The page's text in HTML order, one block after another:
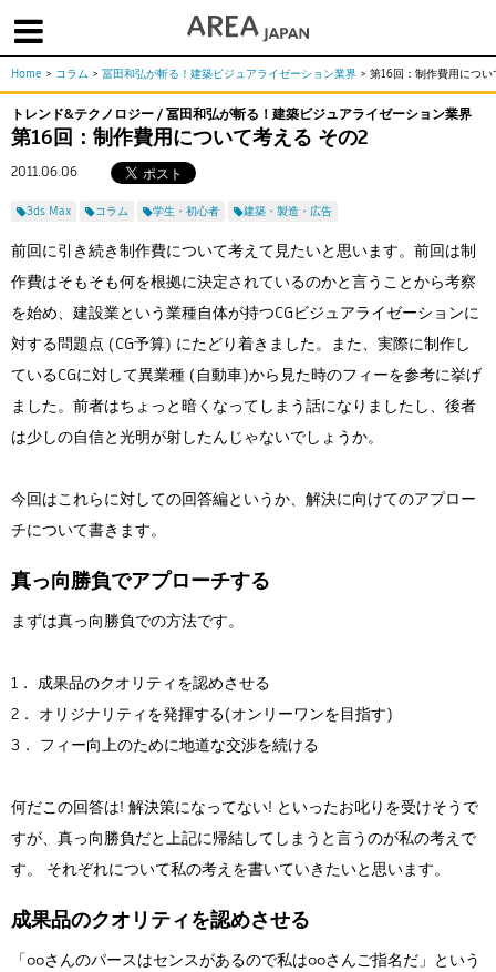
体験版で始める 学生向け無償版 ソフトを購入
About us | フォーラム | お問合せ | メールマガジン
Columns Tutorials
ムービー イベント プロダクト
求人
Jobs
注目のキーワード
インディー版
3DCGとは
ゲーム開発
建築・製造
アニメ
教育機関・学生
Flow Studio
Home > コラム > 冨田和弘が斬る！建築ビジュアライゼーション業界 > 第16回：制作費用につ
トレンド&テクノロジー / 冨田和弘が斬る！建築ビジュアライゼーション業界
第16回：制作費用について考える その2
2011.06.06
3ds Max コラム 学生・初心者 建築・製造・広告
前回に引き続き制作費について考えて見たいと思います。前回は制
作費はそもそも何を根拠に決定されているのかと言うことから考察
を始め、建設業という業種自体が持つCGビジュアライゼーションに
対する問題点 (CG予算) にたどり着きました。また、実際に制作し
ているCGに対して異業種 (自動車)から見た時のフィーを参考に挙げ
ました。前者はちょっと暗くなってしまう話になりましたし、後者
は少しの自信と光明が射したんじゃないでしょうか。
今回はこれらに対しての回答編というか、解決に向けてのアプロー
チについて書きます。
真っ向勝負でアプローチする
まずは真っ向勝負での方法です。
1． 成果品のクオリティを認めさせる
2． オリジナリティを発揮する(オンリーワンを目指す)
3． フィー向上のために地道な交渉を続ける
何だこの回答は! 解決策になってない! といったお叱りを受けそうで
すが、真っ向勝負だと上記に帰結してしまうと言うのが私の考えで
す。 それぞれについて私の考えを書いていきたいと思います。
成果品のクオリティを認めさせる
「○○さんのパースはセンスがあるので私は○○さんご指名だ」という